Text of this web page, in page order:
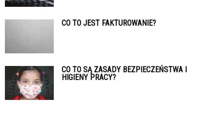
CO TO JEST FAKTUROWANIE?
CO TO SĄ ZASADY BEZPIECZEŃSTWA I
HIGIENY PRACY?